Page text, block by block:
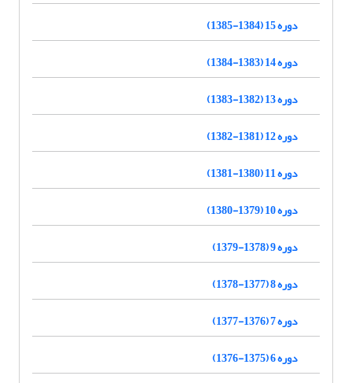
دوره 15 (1384-1385)
دوره 14 (1383-1384)
دوره 13 (1382-1383)
دوره 12 (1381-1382)
دوره 11 (1380-1381)
دوره 10 (1379-1380)
دوره 9 (1378-1379)
دوره 8 (1377-1378)
دوره 7 (1376-1377)
دوره 6 (1375-1376)